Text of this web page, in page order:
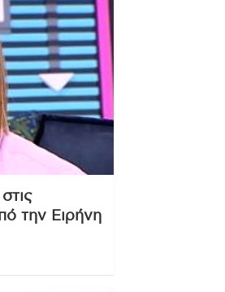
την Ειρήνη